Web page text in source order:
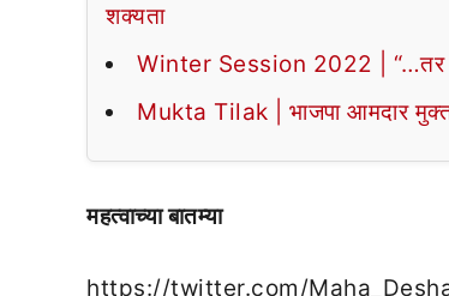
शक्यता
Winter Session 2022 | “…तर
Mukta Tilak | भाजपा आमदार
महत्वाच्या बातम्या
https://twitter.com/